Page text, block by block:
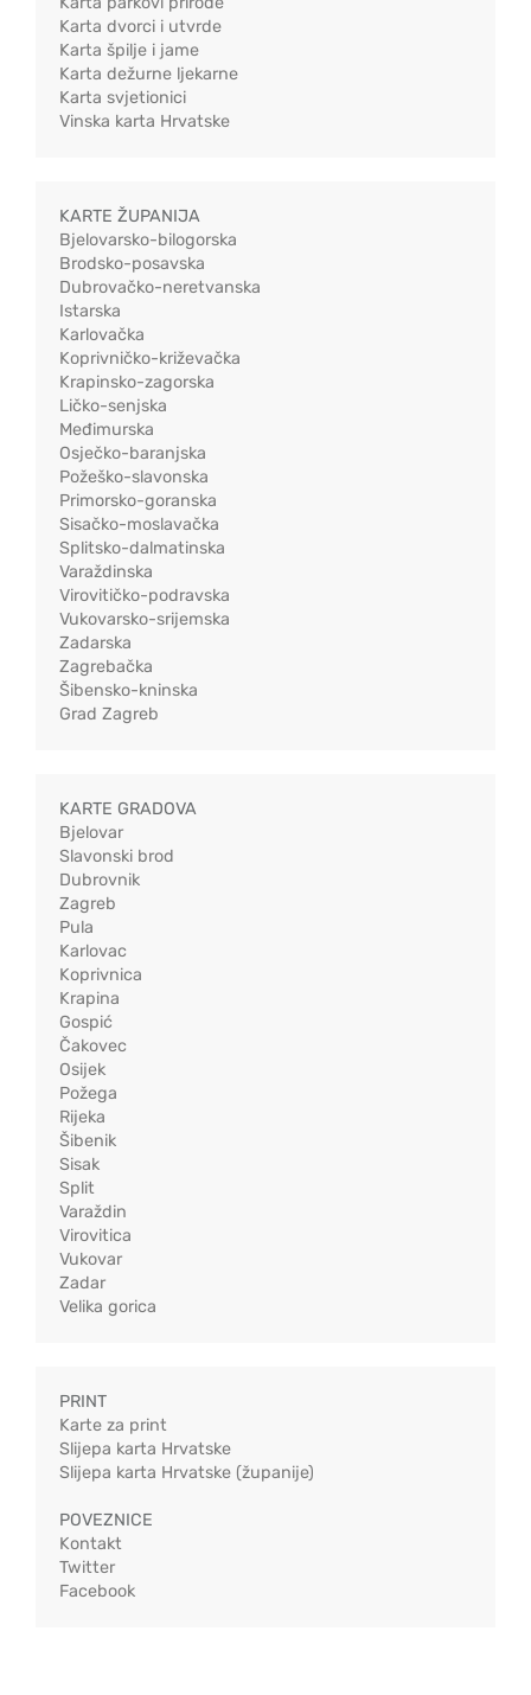
Karta dvorci i utvrde
Karta špilje i jame
Karta dežurne ljekarne
Karta svjetionici
Vinska karta Hrvatske
KARTE ŽUPANIJA
Bjelovarsko-bilogorska
Brodsko-posavska
Dubrovačko-neretvanska
Istarska
Karlovačka
Koprivničko-križevačka
Krapinsko-zagorska
Ličko-senjska
Međimurska
Osječko-baranjska
Požeško-slavonska
Primorsko-goranska
Sisačko-moslavačka
Splitsko-dalmatinska
Varaždinska
Virovitičko-podravska
Vukovarsko-srijemska
Zadarska
Zagrebačka
Šibensko-kninska
Grad Zagreb
KARTE GRADOVA
Bjelovar
Slavonski brod
Dubrovnik
Zagreb
Pula
Karlovac
Koprivnica
Krapina
Gospić
Čakovec
Osijek
Požega
Rijeka
Šibenik
Sisak
Split
Varaždin
Virovitica
Vukovar
Zadar
Velika gorica
PRINT
Karte za print
Slijepa karta Hrvatske
Slijepa karta Hrvatske (županije)
POVEZNICE
Kontakt
Twitter
Facebook